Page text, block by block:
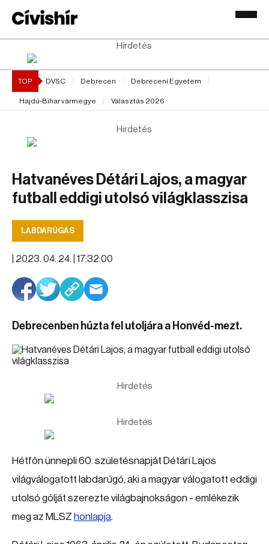
Hirdetés
TOP DVSC Debrecen Debreceni Egyetem
Hajdú-Bihar vármegye Választás 2026
Hirdetés
Hatvanéves Détári Lajos, a magyar
futball eddigi utolsó világklasszisa
LABDARÚGÁS
2023. 04. 24. | 17:32:00
Debrecenben húzta fel utoljára a Honvéd-mezt.
Hirdetés
Hirdetés
Hétfőn ünnepli 60. születésnapját Détári Lajos
világválogatott labdarúgó, aki a magyar válogatott eddigi
utolsó gólját szerezte világbajnokságon - emlékezik
meg az MLSZ honlapja.